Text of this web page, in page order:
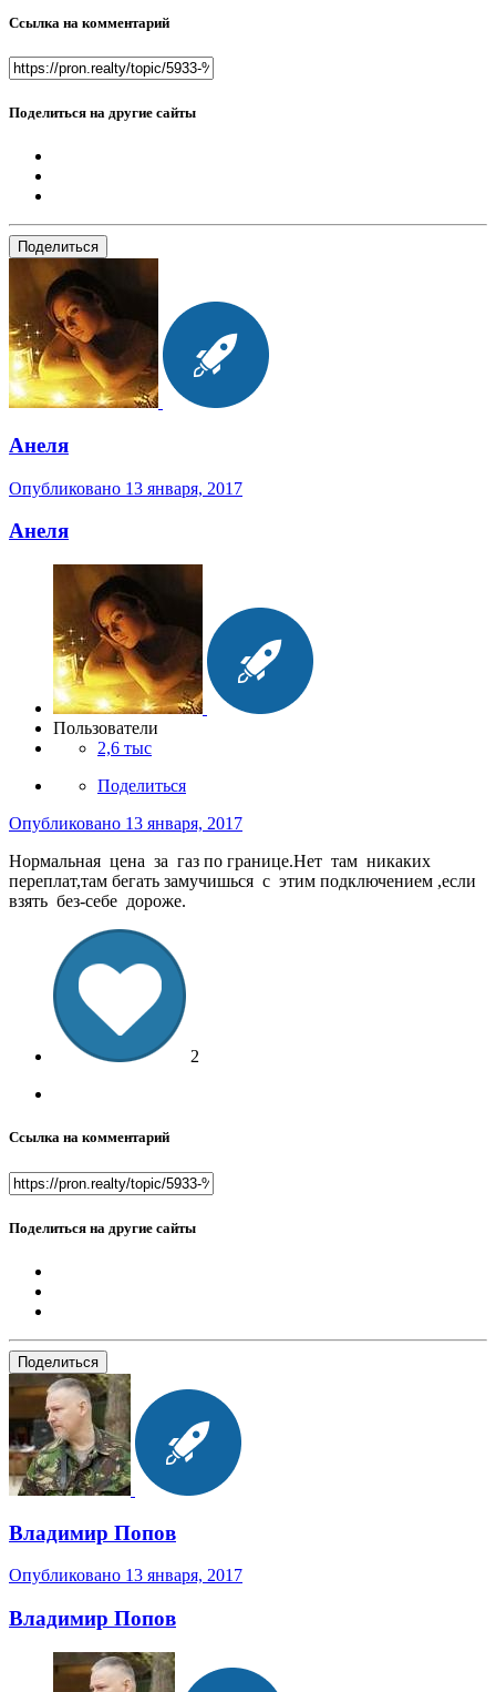
Ссылка на комментарий
Поделиться на другие сайты
Поделиться
Анеля
Опубликовано 13 января, 2017
Анеля
Пользователи
2,6 тыс
Поделиться
Опубликовано 13 января, 2017
Нормальная цена за газ по границе.Нет там никаких
переплат,там бегать замучишься с этим подключением ,если
взять без-себе дороже.
2
Ссылка на комментарий
Поделиться на другие сайты
Поделиться
Владимир Попов
Опубликовано 13 января, 2017
Владимир Попов